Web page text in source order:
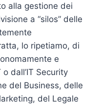
alla gestione dei
a “silos” delle
lo ripetiamo, di
e
dall’IT Security
del Business, delle
del Legale